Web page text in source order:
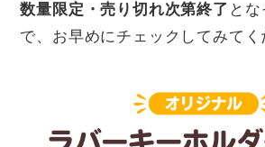
数量限定・売り切れ次第終了 と
で、お早めにチェックしてみてく